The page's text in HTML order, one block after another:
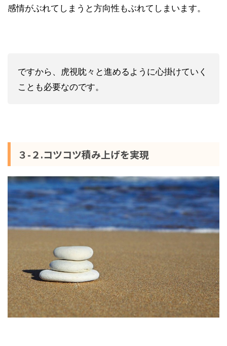
感情がぶれてしまうと方向性もぶれてしまいます。
ですから、虎視眈々と進めるように心掛けていく
ことも必要なのです。
３-２.コツコツ積み上げを実現